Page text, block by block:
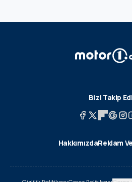
Bizi Takip
HakkımızdaReklam